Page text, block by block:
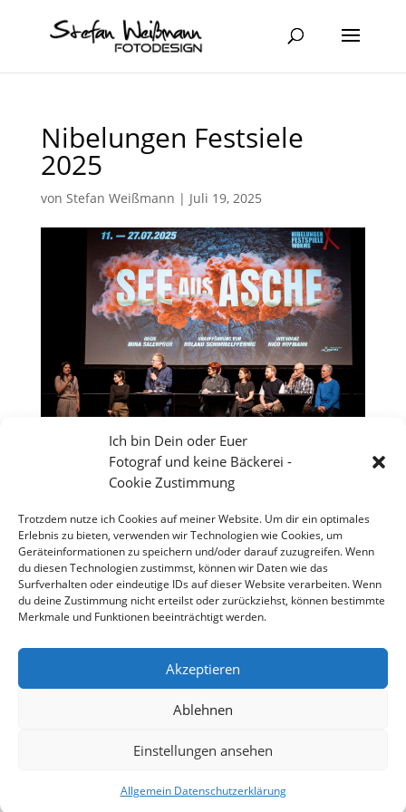
Ich bin Dein oder Euer
Fotograf und keine Bäckerei -
Cookie Zustimmung
Trotzdem nutze ich Cookies auf meiner Website. Um dir ein optimales
Erlebnis zu bieten, verwenden wir Technologien wie Cookies, um
Geräteinformationen zu speichern und/oder darauf zuzugreifen. Wenn
du diesen Technologien zustimmst, können wir Daten wie das
Surfverhalten oder eindeutige IDs auf dieser Website verarbeiten. Wenn
du deine Zustimmung nicht erteilst oder zurückziehst, können bestimmte
Merkmale und Funktionen beeinträchtigt werden.
Akzeptieren
Ablehnen
Einstellungen ansehen
Allgemein Datenschutzerklärung
Nibelungen Festsiele
2025
von Stefan Weißmann | Juli 19, 2025
Jährlich stattfindende Nibelungen Festspiele in
Worms
Copyright 2026 - Stefan Weißmann - Fotografie